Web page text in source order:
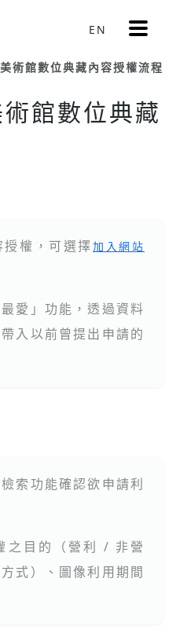
EN 更
多
單
術館數位典藏內容授權流程
館數位典藏
授權，可選擇加入網站
愛」功能，透過資料
入以前曾提出申請的
索功能確認欲申請利
之目的（營利 / 非營
式）、圖像利用期間